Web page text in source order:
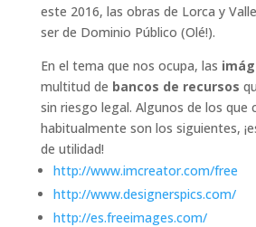
este 2016, las obras de Lorca y
ser de Dominio Público (Olé!).
En el tema que nos ocupa, las
multitud de bancos de recursos
sin riesgo legal. Algunos de los que
habitualmente son los siguientes,
de utilidad!
http://www.imcreator.com/free
http://www.designerspics.com/
http://es.freeimages.com/